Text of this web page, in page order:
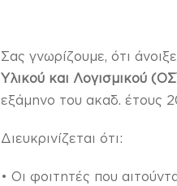
Σας γνωρίζουμε, ότι
Υλικού και Λογισμικού
εξάμηνο του ακαδ. έτους
Διευκρινίζεται ότι:
• Οι φοιτητές που